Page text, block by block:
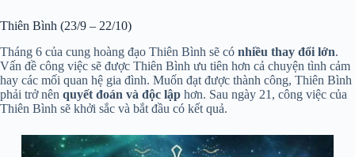
Thiên Bình (23/9 – 22/10)
Tháng 6 của cung hoàng đạo Thiên Bình sẽ có nhiều thay đổi lớn.
Vấn đề công việc sẽ được Thiên Bình ưu tiên hơn cả chuyện tình cảm
hay các mối quan hệ gia đình. Muốn đạt được thành công, Thiên Bình
phải trở nên quyết đoán và độc lập hơn. Sau ngày 21, công việc của
Thiên Bình sẽ khởi sắc và bắt đầu có kết quả.